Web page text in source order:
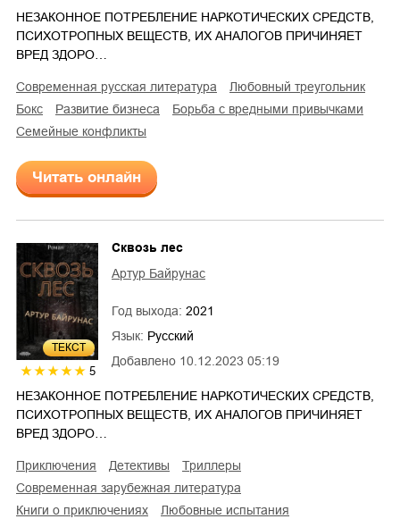
НЕЗАКОННОЕ ПОТРЕБЛЕНИЕ НАРКОТИЧЕСКИХ СРЕДСТВ,
ПСИХОТРОПНЫХ ВЕЩЕСТВ, ИХ АНАЛОГОВ ПРИЧИНЯЕТ
ВРЕД ЗДОРО…
современная русская литература
любовный треугольник
бокс
развитие бизнеса
борьба с вредными привычками
семейные конфликты
Читать онлайн
ТЕКСТ
5
Добавлено 10.12.2023 05:19
Сквозь лес
Артур Байрунас
Год выхода: 2021
Язык: Русский
НЕЗАКОННОЕ ПОТРЕБЛЕНИЕ НАРКОТИЧЕСКИХ СРЕДСТВ,
ПСИХОТРОПНЫХ ВЕЩЕСТВ, ИХ АНАЛОГОВ ПРИЧИНЯЕТ
ВРЕД ЗДОРО…
приключения детективы
триллеры
современная зарубежная литература
книги о приключениях
любовные испытания